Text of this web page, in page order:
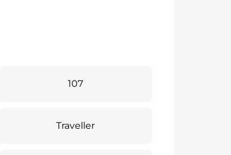
107
Traveller